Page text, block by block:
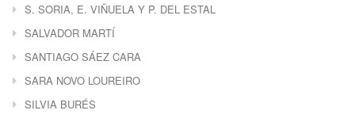
S. SORIA, E. VIÑUELA Y P. DEL ESTAL
SALVADOR MARTÍ
SANTIAGO SÁEZ CARA
SARA NOVO LOUREIRO
SILVIA BURÉS